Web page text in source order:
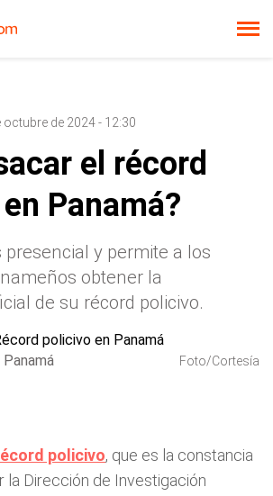
octubre de 2024 - 12:30
el récord
Panamá?
presencial y permite a los
obtener la
de su récord policivo.
Foto/Cortesía
policivo, que es la constancia
la Dirección de Investigación